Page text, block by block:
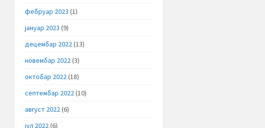
фебруар 2023 (1)
јануар 2023 (9)
децембар 2022(13)
новембар 2022(3)
октобар 2022(18)
септембар 2022(10)
август 2022(6)
јул 2022(6)